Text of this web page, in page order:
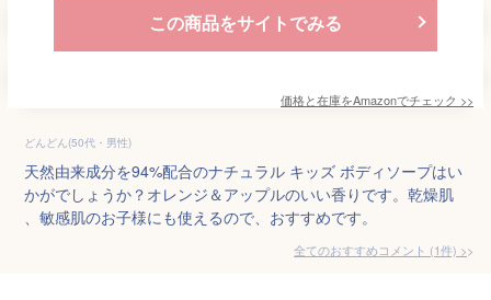
この商品をサイトでみる
価格と在庫をAmazonでチェック >>
どんどん(50代・男性)
天然由来成分を94%配合のナチュラル キッズ ボディソープはい
かがでしょうか？オレンジ＆アップルのいい香りです。乾燥肌
、敏感肌のお子様にも使えるので、おすすめです。
全てのおすすめコメント (1件) >